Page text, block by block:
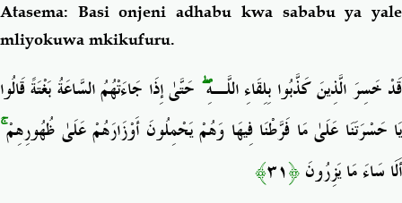
Atasema: Basi onjeni adhabu kwa sababu ya yale
mliyokuwa mkikufuru.
قَدْ خَسِرَ الَّذِينَ كَذَّبُوا بِلِقَاءِ اللَّـهِۖ حَتَّىٰ إِذَا جَاءَتْهُمُ السَّاعَةُ بَغْتَةً قَالُوا
يَا حَسْرَتَنَا عَلَىٰ مَا فَرَّطْنَا فِيهَا وَهُمْ يَحْمِلُونَ أَوْزَارَهُمْ عَلَىٰ ظُهُورِهِمْۚ
أَلَا سَاءَ مَا يَزِرُونَ﴿٣١﴾